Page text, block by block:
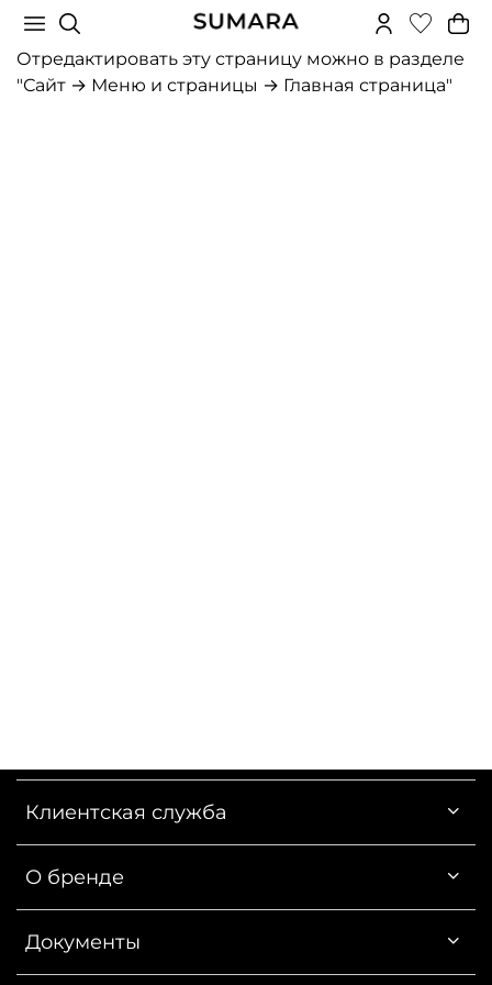
Отредактировать эту страницу можно в разделе
"Сайт → Меню и страницы → Главная страница"
Клиентская служба
О бренде
Документы